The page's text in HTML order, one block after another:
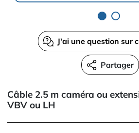
J'ai une question sur
Partager
Câble 2.5 m caméra ou
VBV ou LH